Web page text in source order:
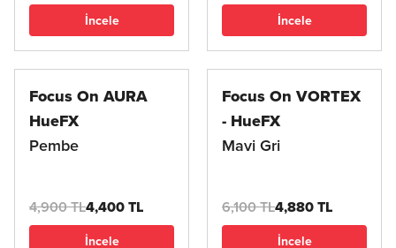
İncele İncele
Focus On AURA
HueFX
Pembe
4,900 TL4,400 TL
İncele
Focus On VORTEX
- HueFX
Mavi Gri
6,100 TL4,880 TL
İncele